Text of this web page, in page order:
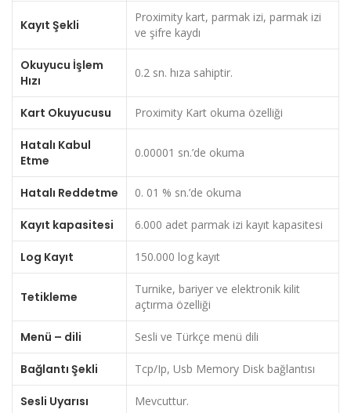
Kayıt Şekli
Proximity kart, parmak izi, parmak izi
ve şifre kaydı
Okuyucu İşlem
Hızı
0.2 sn. hıza sahiptir.
Kart Okuyucusu Proximity Kart okuma özelliği
Hatalı Kabul
Etme
0.00001 sn.’de okuma
Hatalı Reddetme 0. 01 % sn.’de okuma
Kayıt kapasitesi 6.000 adet parmak izi kayıt kapasitesi
Log Kayıt 150.000 log kayıt
Tetikleme
Turnike, bariyer ve elektronik kilit
açtırma özelliği
Menü – dili Sesli ve Türkçe menü dili
Bağlantı Şekli Tcp/Ip, Usb Memory Disk bağlantısı
Sesli Uyarısı Mevcuttur.